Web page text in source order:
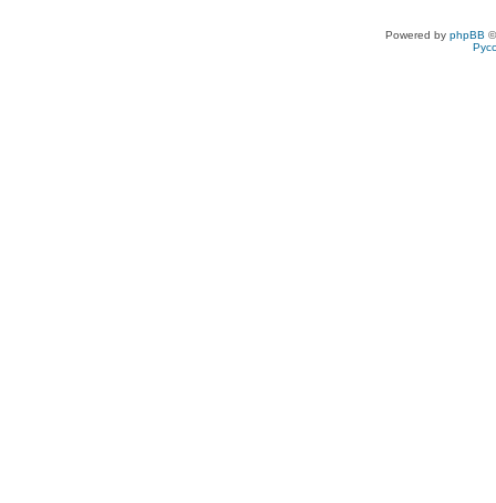
Powered by phpBB